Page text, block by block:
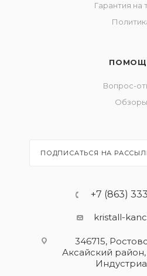
Гарантия на
Вопрос-
Обзоры
ПОДПИСАТЬСЯ НА
+7 (863)
kristall-
346715,
Аксайский